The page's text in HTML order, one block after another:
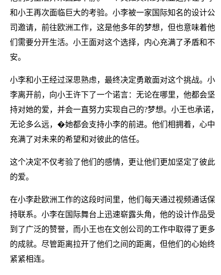
和小王再次面临巨大的考验。小李被一家国际知名的设计公
司邀请，前往欧洲工作，这是他多年的梦想，但也意味着他
们需要分开生活。小王面对这个选择，内心充满了矛盾和不
安。
小李和小王经过深思熟虑，最终决定勇敢面对这个挑战。小
李离开前，向小王许下了一个诺言：无论在哪里，他都会坚
持对她的爱，并会一直努力实现自己的?梦想。小王也承诺，
无论多么远，�她都会支持小李的前进。他们相拥着，心中
充满了对未来的希望和对彼此的信任。
这个决定不仅考验了他们的感情，更让他们更加坚定了彼此
的爱。
在小李赴欧洲工作的这段时间里，他们每天通过视频通话保
持联系。小李在国际舞台上迅速崭露头角，他的设计作品受
到了广泛的赞誉，而小王也在文创公司的工作中取得了更多
的成就。尽管距离拉开了他们之间的距离，但他们的心始终
紧紧相连。